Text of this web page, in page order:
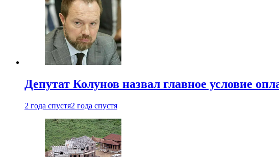
Депутат Колунов назвал главное условие
2 года спустя2 года спустя